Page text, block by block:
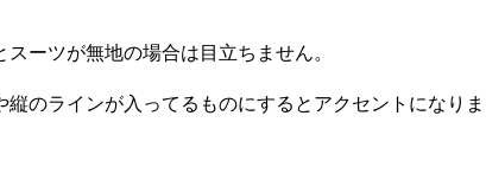
ーツが無地の場合は目立ちません。
のラインが入ってるものにするとアクセントになりま